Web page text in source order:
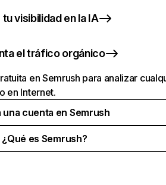
visibilidad en la IA
el tráfico orgánico
en Semrush para analizar
en Internet.
una cuenta en Semrush
¿Qué es Semrush?